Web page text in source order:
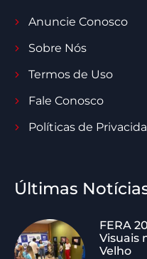
Anuncie Conosco
Sobre Nós
Termos de Uso
Fale Conosco
Políticas de
Últimas
FERA
Visuais
Velho